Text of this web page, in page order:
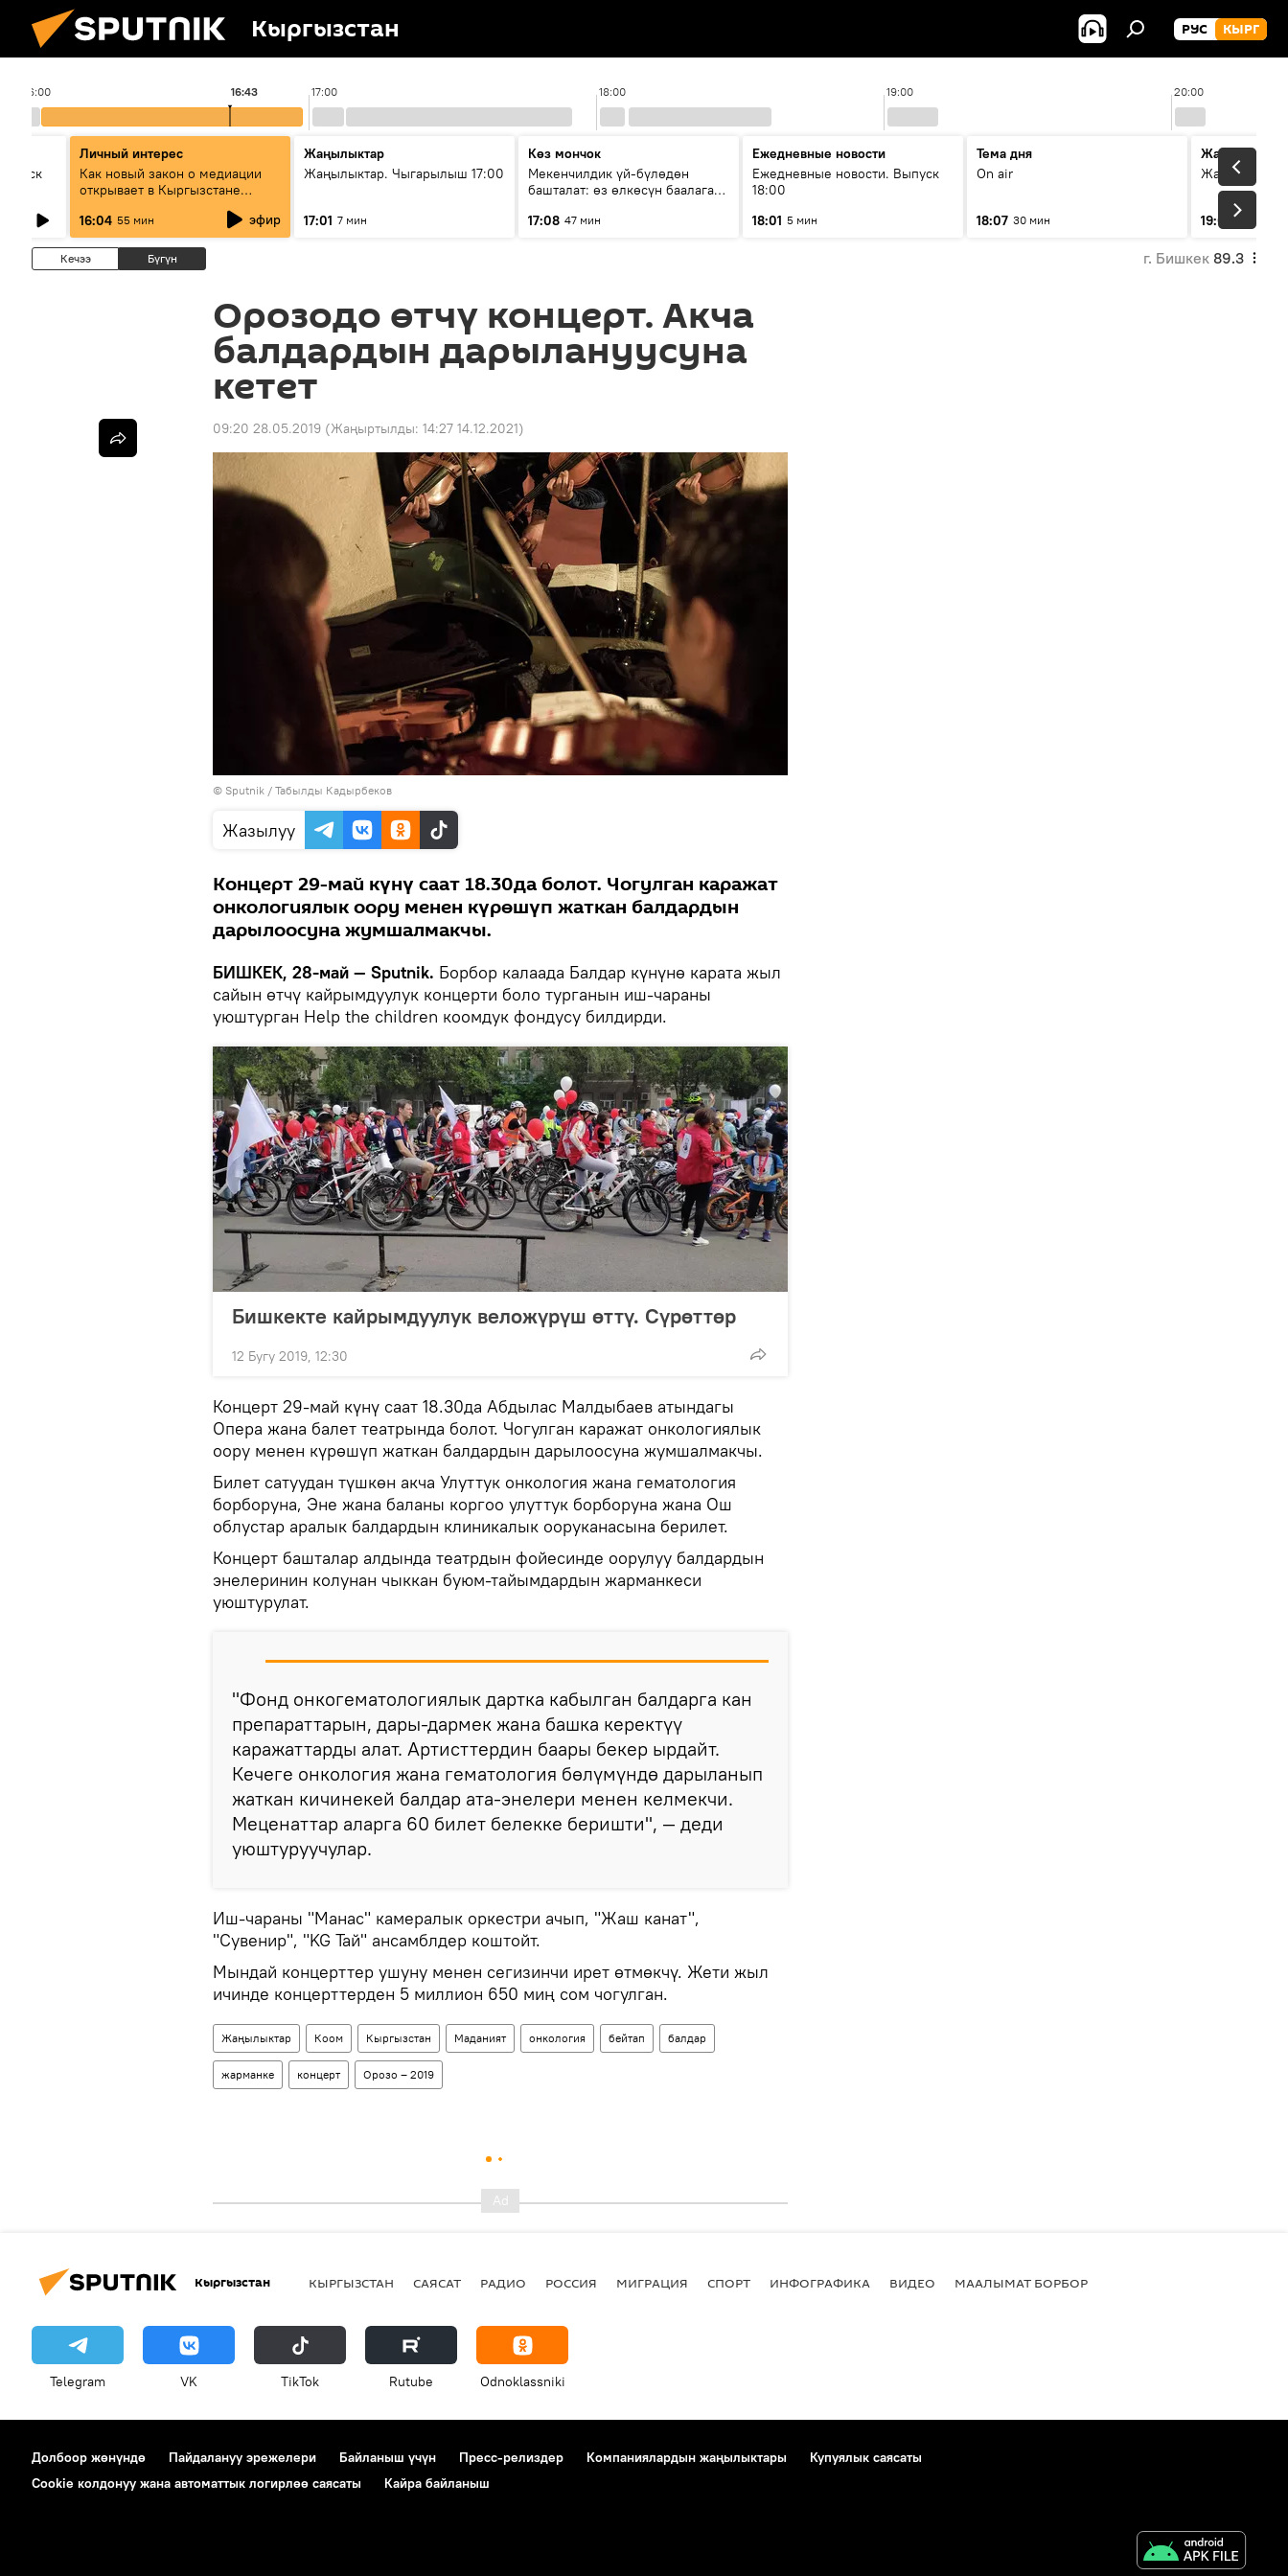
Кыргызстан РУС КЫРГ
16:00 17:00 18:00 19:00 20:00
16:43
Личный интерес
Как новый закон о медиации
открывает в Кыргызстане
16:04 55 мин эфир
Жаңылыктар
Жаңылыктар. Чыгарылыш 17:00
17:01 7 мин
Көз мончок
Мекенчилдик үй-бүлөдөн
башталат: өз өлкөсүн баалаган
керек?
17:08 47 мин
Ежедневные новости
Ежедневные новости. Выпуск
18:00
18:01 5 мин
Тема дня
On air
18:07 30 мин
Жаңылыктар
19:01 11 мин
Кечээ Бүгүн г. Бишкек 89.3
Орозодо өтчү концерт. Акча
балдардын дарылануусуна
кетет
09:20 28.05.2019 (Жаңыртылды: 14:27 14.12.2021)
© Sputnik / Табылды Кадырбеков
Жазылуу
Концерт 29-май күнү саат 18.30да болот. Чогулган каражат
онкологиялык оору менен күрөшүп жаткан балдардын
дарылоосуна жумшалмакчы.
БИШКЕК, 28-май — Sputnik. Борбор калаада Балдар күнүнө карата жыл
сайын өтчү кайрымдуулук концерти боло турганын иш-чараны
уюштурган Help the children коомдук фондусу билдирди.
Бишкекте кайрымдуулук веложүрүш өттү. Сүрөттөр
12 Бугу 2019, 12:30
Концерт 29-май күнү саат 18.30да Абдылас Малдыбаев атындагы
Опера жана балет театрында болот. Чогулган каражат онкологиялык
оору менен күрөшүп жаткан балдардын дарылоосуна жумшалмакчы.
Билет сатуудан түшкөн акча Улуттук онкология жана гематология
борборуна, Эне жана баланы коргоо улуттук борборуна жана Ош
облустар аралык балдардын клиникалык ооруканасына берилет.
Концерт башталар алдында театрдын фойесинде оорулуу балдардын
энелеринин колунан чыккан буюм-тайымдардын жарманкеси
уюштурулат.
"Фонд онкогематологиялык дартка кабылган балдарга кан
препараттарын, дары-дармек жана башка керектүү
каражаттарды алат. Артисттердин баары бекер ырдайт.
Кечеге онкология жана гематология бөлүмүндө дарыланып
жаткан кичинекей балдар ата-энелери менен келмекчи.
Меценаттар аларга 60 билет белекке беришти", — деди
уюштуруучулар.
Иш-чараны "Манас" камералык оркестри ачып, "Жаш канат",
"Сувенир", "KG Тай" ансамблдер коштойт.
Мындай концерттер ушуну менен сегизинчи ирет өтмөкчү. Жети жыл
ичинде концерттерден 5 миллион 650 миң сом чогулган.
Жаңылыктар Коом Кыргызстан Маданият онкология бейтап балдар
жарманке концерт Орозо – 2019
Кыргызстан КЫРГЫЗСТАН САЯСАТ РАДИО РОССИЯ МИГРАЦИЯ СПОРТ ИНФОГРАФИКА ВИДЕО МААЛЫМАТ БОРБОР
Telegram VK ТikТоk Rutube Odnoklassniki
Долбоор жөнүндө Пайдалануу эрежелери Байланыш үчүн Пресс-релиздер Компаниялардын жаңылыктары
Купуялык саясаты
Cookie колдонуу жана автоматтык логирлөө саясаты
Кайра байланыш